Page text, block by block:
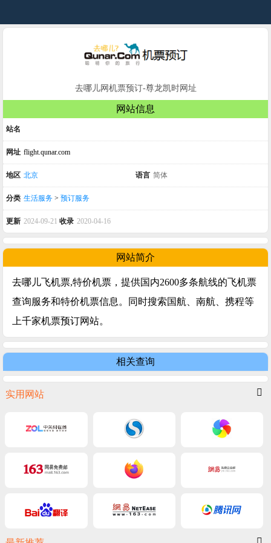
去哪儿网机票预订-尊龙凯时网址
网站信息
站名
网址 flight.qunar.com
地区 北京 语言 简体
分类 生活服务 > 预订服务
更新 2024-09-21 收录 2020-04-16
网站简介
去哪儿飞机票,特价机票，提供国内2600多条航线的飞机票
查询服务和特价机票信息。同时搜索国航、南航、携程等
上千家机票预订网站。
相关查询
实用网站